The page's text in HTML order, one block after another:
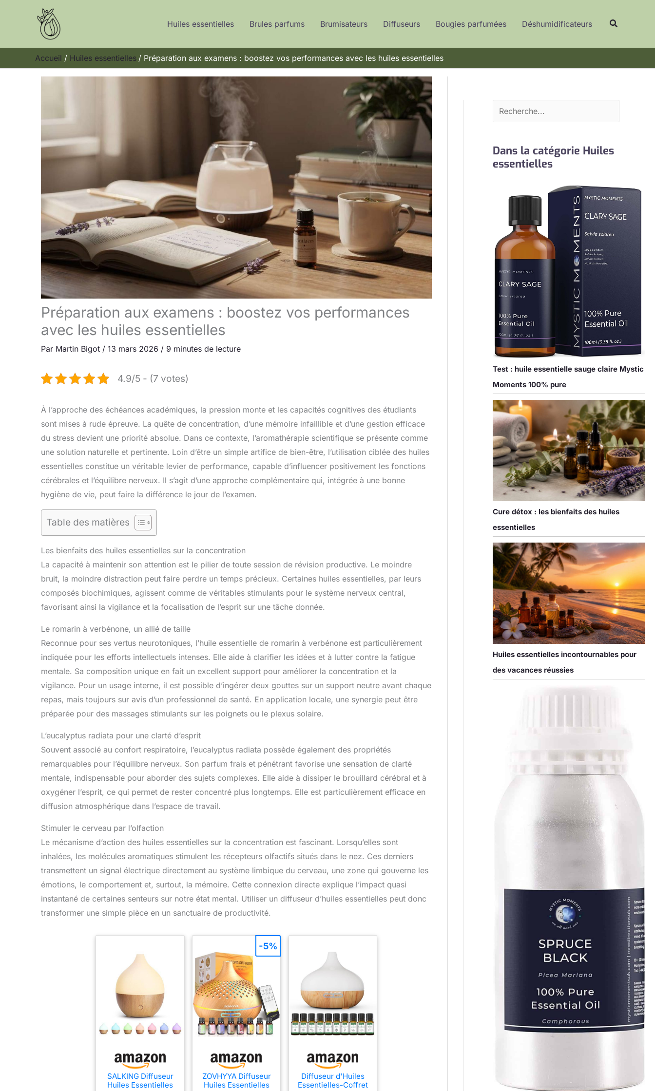
Huiles essentielles Brules parfums Brumisateurs Diffuseurs Bougies parfumées Déshumidificateurs
Accueil Huiles essentielles Préparation aux examens : boostez vos performances avec les huiles essentielles
Préparation aux examens : boostez vos performances
avec les huiles essentielles
Par Martin Bigot / 13 mars 2026 / 9 minutes de lecture
4.9/5 - (7 votes)
À l’approche des échéances académiques, la pression monte et les capacités cognitives des étudiants
sont mises à rude épreuve. La quête de concentration, d’une mémoire infaillible et d’une gestion efficace
du stress devient une priorité absolue. Dans ce contexte, l’aromathérapie scientifique se présente comme
une solution naturelle et pertinente. Loin d’être un simple artifice de bien-être, l’utilisation ciblée des huiles
essentielles constitue un véritable levier de performance, capable d’influencer positivement les fonctions
cérébrales et l’équilibre nerveux. Il s’agit d’une approche complémentaire qui, intégrée à une bonne
hygiène de vie, peut faire la différence le jour de l’examen.
Table des matières
Les bienfaits des huiles essentielles sur la concentration
La capacité à maintenir son attention est le pilier de toute session de révision productive. Le moindre
bruit, la moindre distraction peut faire perdre un temps précieux. Certaines huiles essentielles, par leurs
composés biochimiques, agissent comme de véritables stimulants pour le système nerveux central,
favorisant ainsi la vigilance et la focalisation de l’esprit sur une tâche donnée.
Le romarin à verbénone, un allié de taille
Reconnue pour ses vertus neurotoniques, l’huile essentielle de romarin à verbénone est particulièrement
indiquée pour les efforts intellectuels intenses. Elle aide à clarifier les idées et à lutter contre la fatigue
mentale. Sa composition unique en fait un excellent support pour améliorer la concentration et la
vigilance. Pour un usage interne, il est possible d’ingérer deux gouttes sur un support neutre avant chaque
repas, mais toujours sur avis d’un professionnel de santé. En application locale, une synergie peut être
préparée pour des massages stimulants sur les poignets ou le plexus solaire.
L’eucalyptus radiata pour une clarté d’esprit
Souvent associé au confort respiratoire, l’eucalyptus radiata possède également des propriétés
remarquables pour l’équilibre nerveux. Son parfum frais et pénétrant favorise une sensation de clarté
mentale, indispensable pour aborder des sujets complexes. Elle aide à dissiper le brouillard cérébral et à
oxygéner l’esprit, ce qui permet de rester concentré plus longtemps. Elle est particulièrement efficace en
diffusion atmosphérique dans l’espace de travail.
Stimuler le cerveau par l’olfaction
Le mécanisme d’action des huiles essentielles sur la concentration est fascinant. Lorsqu’elles sont
inhalées, les molécules aromatiques stimulent les récepteurs olfactifs situés dans le nez. Ces derniers
transmettent un signal électrique directement au système limbique du cerveau, une zone qui gouverne les
émotions, le comportement et, surtout, la mémoire. Cette connexion directe explique l’impact quasi
instantané de certaines senteurs sur notre état mental. Utiliser un diffuseur d’huiles essentielles peut donc
transformer une simple pièce en un sanctuaire de productivité.
SALKING Diffuseur
Huiles Essentielles
ZOVHYYA Diffuseur
Huiles Essentielles
-5%
Diffuseur d'Huiles
Essentielles-Coffret
e
e
c
r
Dans la catégorie Huiles
essentielles
Test : huile essentielle sauge claire Mystic
Moments 100% pure
Cure détox : les bienfaits des huiles
essentielles
Huiles essentielles incontournables pour
des vacances réussies